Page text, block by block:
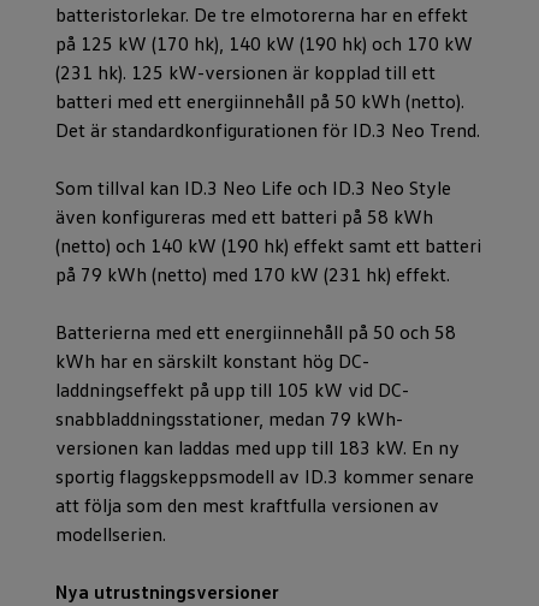
batteristorlekar. De tre elmotorerna har en effekt
på 125 kW (170 hk), 140 kW (190 hk) och 170 kW
(231 hk). 125 kW-versionen är kopplad till ett
batteri med ett energiinnehåll på 50 kWh (netto).
Det är standardkonfigurationen för ID.3 Neo Trend.
Som tillval kan ID.3 Neo Life och ID.3 Neo Style
även konfigureras med ett batteri på 58 kWh
(netto) och 140 kW (190 hk) effekt samt ett batteri
på 79 kWh (netto) med 170 kW (231 hk) effekt.
Batterierna med ett energiinnehåll på 50 och 58
kWh har en särskilt konstant hög DC-
laddningseffekt på upp till 105 kW vid DC-
snabbladdningsstationer, medan 79 kWh-
versionen kan laddas med upp till 183 kW. En ny
sportig flaggskeppsmodell av ID.3 kommer senare
att följa som den mest kraftfulla versionen av
modellserien.
Nya utrustningsversioner